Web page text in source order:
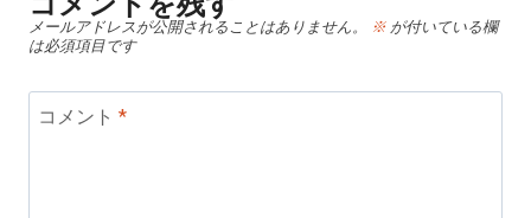
メールアドレスが公開されることはありません。 ※ が付いている欄
は必須項目です
コメント *